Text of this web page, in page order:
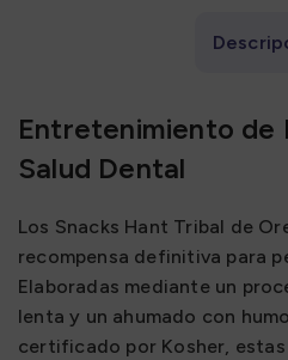
Entretenimiento de
Salud Dental
Los Snacks Hant Tribal de
recompensa definitiva para
Elaboradas mediante un
lenta y un ahumado con
certificado por Kosher,